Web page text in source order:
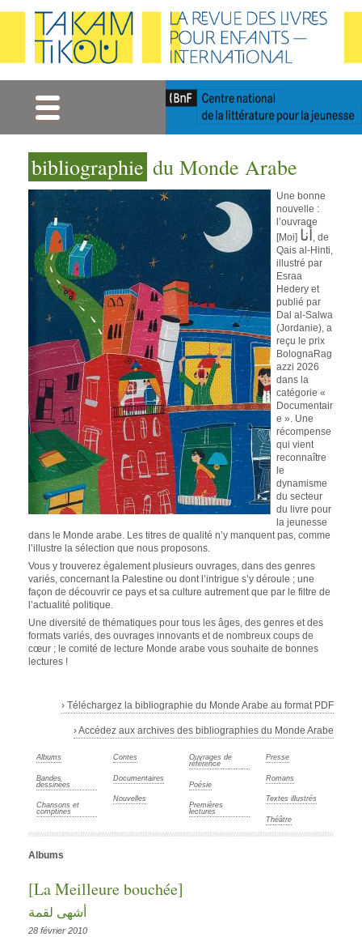
bibliographie du Monde Arabe
Une bonne
nouvelle :
l’ouvrage
[Moi] أنا, de
Qais al-Hinti,
illustré par
Esraa
Hedery et
publié par
Dal al-Salwa
(Jordanie), a
reçu le prix
BolognaRag
azzi 2026
dans la
catégorie «
Documentair
e ». Une
récompense
qui vient
reconnaître
le
dynamisme
du secteur
du livre pour
la jeunesse
dans le Monde arabe. Les titres de qualité n’y manquent pas, comme
l’illustre la sélection que nous proposons.
Vous y trouverez également plusieurs ouvrages, dans des genres
variés, concernant la Palestine ou dont l’intrigue s’y déroule ; une
façon de découvrir ce pays et sa culture autrement que par le filtre de
l’actualité politique.
Une diversité de thématiques pour tous les âges, des genres et des
formats variés, des ouvrages innovants et de nombreux coups de
cœur ; le comité de lecture Monde arabe vous souhaite de bonnes
lectures !
› Téléchargez la bibliographie du Monde Arabe au format PDF
› Accédez aux archives des bibliographies du Monde Arabe
Albums
Bandes
dessinées
Chansons et
comptines
Contes
Documentaires
Nouvelles
Ouvrages de
référence
Poésie
Premières
lectures
Presse
Romans
Textes illustrés
Théâtre
Albums
[La Meilleure bouchée]
أشهى لقمة
28 février 2010